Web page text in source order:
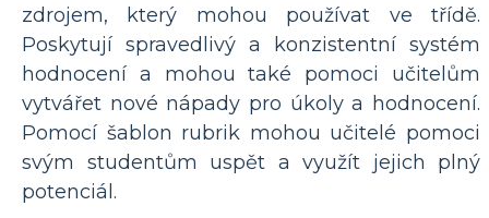
zdrojem, který mohou používat ve třídě.
Poskytují spravedlivý a konzistentní systém
hodnocení a mohou také pomoci učitelům
vytvářet nové nápady pro úkoly a hodnocení.
Pomocí šablon rubrik mohou učitelé pomoci
svým studentům uspět a využít jejich plný
potenciál.